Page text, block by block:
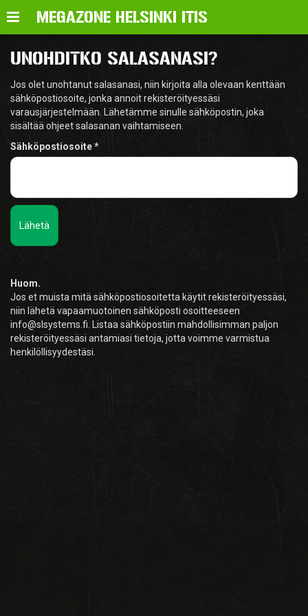
Valikko
MEGAZONE HELSINKI ITIS
UNOHDITKO SALASANASI?
Jos olet unohtanut salasanasi, niin kirjoita alla olevaan kenttään
sähköpostiosoite, jonka annoit rekisteröityessäsi
varausjärjestelmään. Lähetämme sinulle sähköpostin, joka
sisältää ohjeet salasanan vaihtamiseen.
Sähköpostiosoite
Lähetä
Huom.
Jos et muista mitä sähköpostiosoitetta käytit rekisteröityessäsi,
niin lähetä vapaamuotoinen sähköposti osoitteeseen
info@slsystems.fi. Listaa sähköpostiin mahdollisimman paljon
rekisteröityessäsi antamiasi tietoja, jotta voimme varmistua
henkilöllisyydestäsi.